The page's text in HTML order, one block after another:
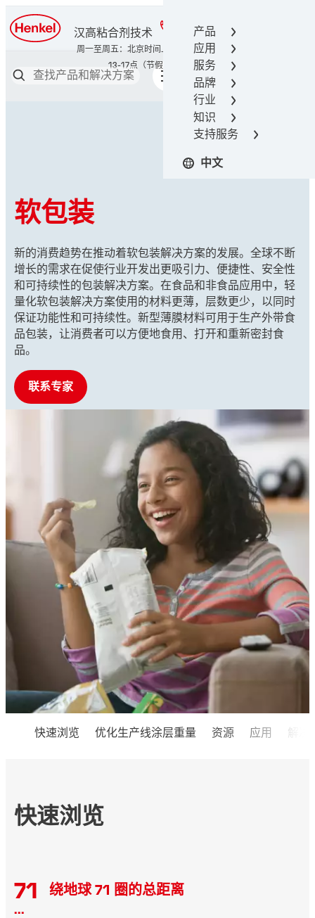
产品
应用
服务
品牌
行业
知识
支持服务
中文
汉高粘合剂技术 400-666-7306
软包装
新的消费趋势在推动着软包装解决方案的发展。全球不断
增长的需求在促使行业开发出更吸引力、便捷性、安全性
和可持续性的包装解决方案。在食品和非食品应用中，轻
量化软包装解决方案使用的材料更薄，层数更少，以同时
保证功能性和可持续性。新型薄膜材料可用于生产外带食
品包装，让消费者可以方便地食用、打开和重新密封食
品。
联系专家
快速浏览 优化生产线涂层重量 资源 应用
快速浏览
71
...
绕地球 71 圈的总距离